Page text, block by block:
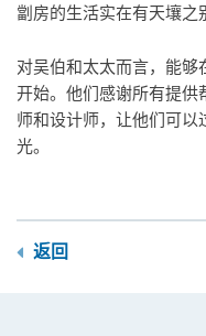
劏房的生活实在有天壤之
对吴伯和太太而言，能
开始。他们感谢所有提
师和设计师，让他们可
光。
返回